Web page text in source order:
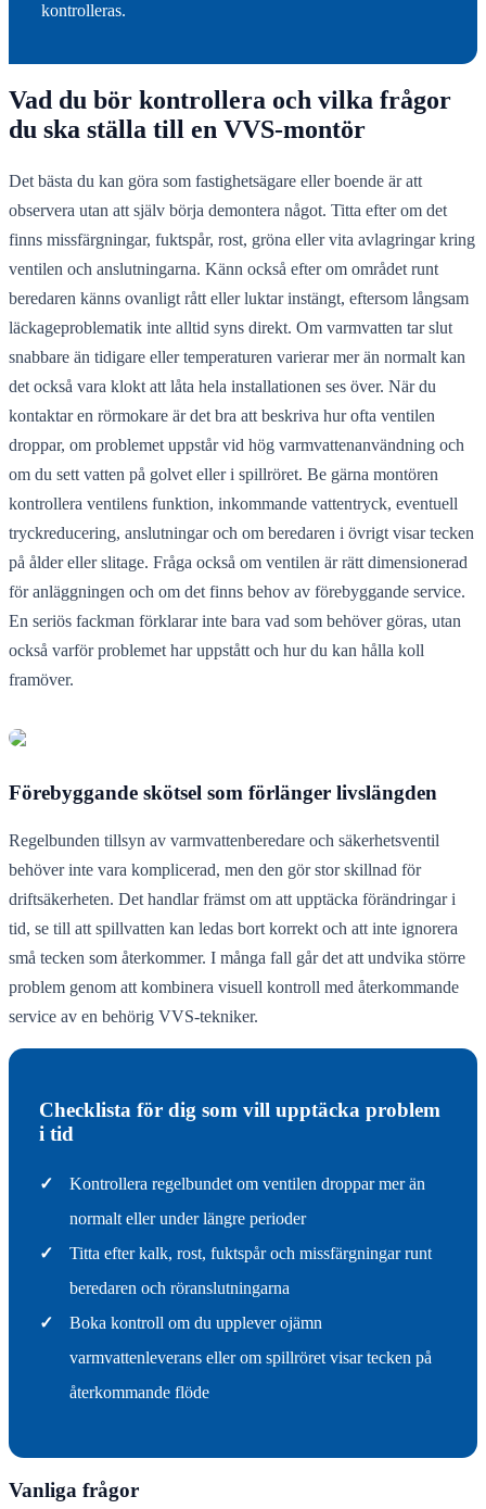
kontrolleras.
Vad du bör kontrollera och vilka frågor
du ska ställa till en VVS-montör
Det bästa du kan göra som fastighetsägare eller boende är att
observera utan att själv börja demontera något. Titta efter om det
finns missfärgningar, fuktspår, rost, gröna eller vita avlagringar kring
ventilen och anslutningarna. Känn också efter om området runt
beredaren känns ovanligt rått eller luktar instängt, eftersom långsam
läckageproblematik inte alltid syns direkt. Om varmvatten tar slut
snabbare än tidigare eller temperaturen varierar mer än normalt kan
det också vara klokt att låta hela installationen ses över. När du
kontaktar en rörmokare är det bra att beskriva hur ofta ventilen
droppar, om problemet uppstår vid hög varmvattenanvändning och
om du sett vatten på golvet eller i spillröret. Be gärna montören
kontrollera ventilens funktion, inkommande vattentryck, eventuell
tryckreducering, anslutningar och om beredaren i övrigt visar tecken
på ålder eller slitage. Fråga också om ventilen är rätt dimensionerad
för anläggningen och om det finns behov av förebyggande service.
En seriös fackman förklarar inte bara vad som behöver göras, utan
också varför problemet har uppstått och hur du kan hålla koll
framöver.
Förebyggande skötsel som förlänger livslängden
Regelbunden tillsyn av varmvattenberedare och säkerhetsventil
behöver inte vara komplicerad, men den gör stor skillnad för
driftsäkerheten. Det handlar främst om att upptäcka förändringar i
tid, se till att spillvatten kan ledas bort korrekt och att inte ignorera
små tecken som återkommer. I många fall går det att undvika större
problem genom att kombinera visuell kontroll med återkommande
service av en behörig VVS-tekniker.
Checklista för dig som vill upptäcka problem
i tid
✓
Kontrollera regelbundet om ventilen droppar mer än
normalt eller under längre perioder
✓
Titta efter kalk, rost, fuktspår och missfärgningar runt
beredaren och röranslutningarna
✓
Boka kontroll om du upplever ojämn
varmvattenleverans eller om spillröret visar tecken på
återkommande flöde
Vanliga frågor